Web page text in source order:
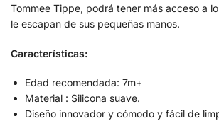
Tommee Tippe, podrá tener más acceso a
le escapan de sus pequeñas manos.
Características:
Edad recomendada: 7m+
Material : Silicona suave.
Diseño innovador y cómodo y fácil de